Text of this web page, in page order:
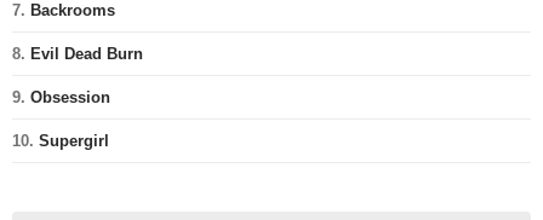
7. Backrooms
8. Evil Dead Burn
9. Obsession
10. Supergirl